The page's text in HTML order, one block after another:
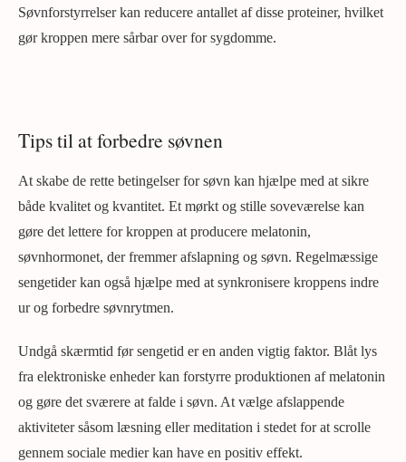
Søvnforstyrrelser kan reducere antallet af disse proteiner, hvilket
gør kroppen mere sårbar over for sygdomme.
Tips til at forbedre søvnen
At skabe de rette betingelser for søvn kan hjælpe med at sikre
både kvalitet og kvantitet. Et mørkt og stille soveværelse kan
gøre det lettere for kroppen at producere melatonin,
søvnhormonet, der fremmer afslapning og søvn. Regelmæssige
sengetider kan også hjælpe med at synkronisere kroppens indre
ur og forbedre søvnrytmen.
Undgå skærmtid før sengetid er en anden vigtig faktor. Blåt lys
fra elektroniske enheder kan forstyrre produktionen af melatonin
og gøre det sværere at falde i søvn. At vælge afslappende
aktiviteter såsom læsning eller meditation i stedet for at scrolle
gennem sociale medier kan have en positiv effekt.